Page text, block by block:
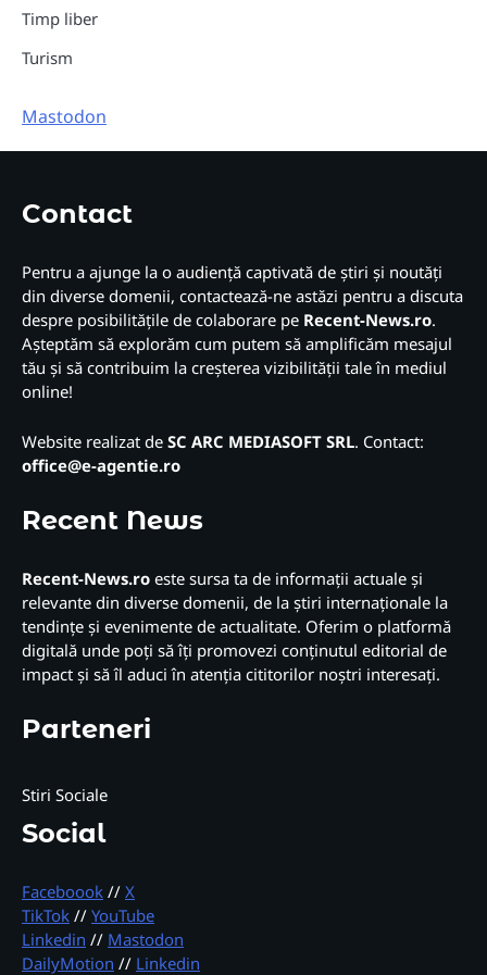
Timp liber
Turism
Mastodon
Contact
Pentru a ajunge la o audiență captivată de știri și noutăți
din diverse domenii, contactează-ne astăzi pentru a discuta
despre posibilitățile de colaborare pe Recent-News.ro.
Așteptăm să explorăm cum putem să amplificăm mesajul
tău și să contribuim la creșterea vizibilității tale în mediul
online!
Website realizat de SC ARC MEDIASOFT SRL. Contact:
office@e-agentie.ro
Recent News
Recent-News.ro este sursa ta de informații actuale și
relevante din diverse domenii, de la știri internaționale la
tendințe și evenimente de actualitate. Oferim o platformă
digitală unde poți să îți promovezi conținutul editorial de
impact și să îl aduci în atenția cititorilor noștri interesați.
Parteneri
Stiri Sociale
Social
Faceboook // X
TikTok // YouTube
Linkedin // Mastodon
DailyMotion // Linkedin